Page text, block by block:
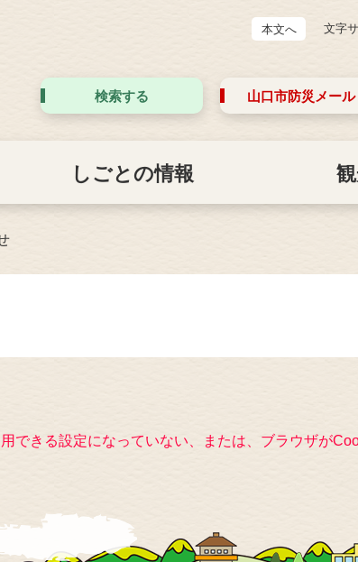
本文へ 文字
検索する 山口市防災 メール
しごとの情報
できる設定になっていない、または、ブラウザが